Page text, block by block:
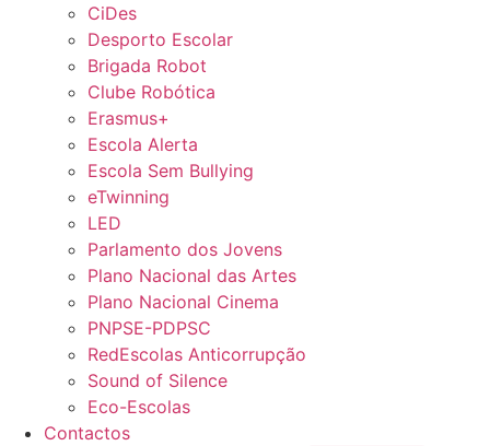
CiDes
Desporto Escolar
Brigada Robot
Clube Robótica
Erasmus+
Escola Alerta
Escola Sem Bullying
eTwinning
LED
Parlamento dos Jovens
Plano Nacional das Artes
Plano Nacional Cinema
PNPSE-PDPSC
RedEscolas Anticorrupção
Sound of Silence
Eco-Escolas
Contactos